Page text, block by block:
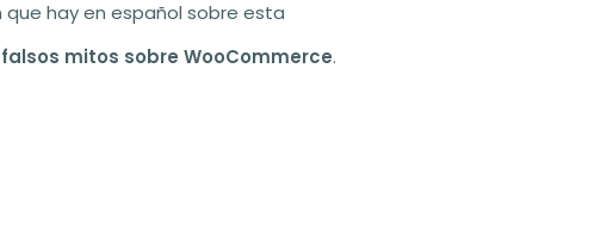
hay en español sobre esta
falsos mitos sobre WooCommerce.